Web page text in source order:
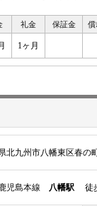
礼金 保証金 償
1ヶ月
北九州市八幡東区春の
児島本線 八幡駅 徒